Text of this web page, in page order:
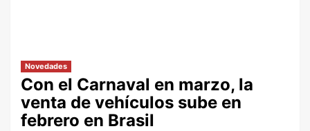
Novedades
Con el Carnaval en marzo, la
venta de vehículos sube en
febrero en Brasil